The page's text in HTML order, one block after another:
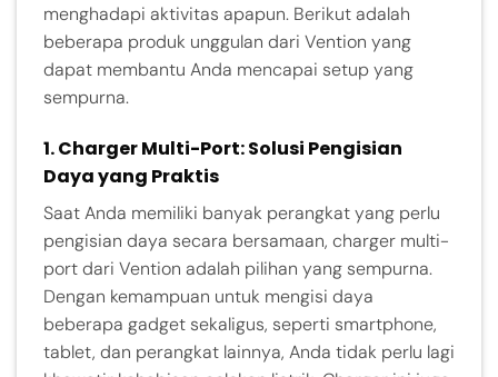
menghadapi aktivitas apapun. Berikut adalah
beberapa produk unggulan dari Vention yang
dapat membantu Anda mencapai setup yang
sempurna.
1.Charger Multi-Port: Solusi Pengisian
Daya yang Praktis
Saat Anda memiliki banyak perangkat yang perlu
pengisian daya secara bersamaan, charger multi-
port dari Vention adalah pilihan yang sempurna.
Dengan kemampuan untuk mengisi daya
beberapa gadget sekaligus, seperti smartphone,
tablet, dan perangkat lainnya, Anda tidak perlu lagi